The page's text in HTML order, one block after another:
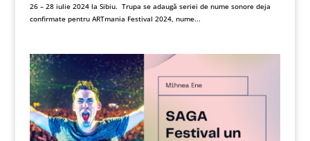
26 – 28 iulie 2024 la Sibiu. Trupa se adaugă seriei de nume sonore deja
confirmate pentru ARTmania Festival 2024, nume...